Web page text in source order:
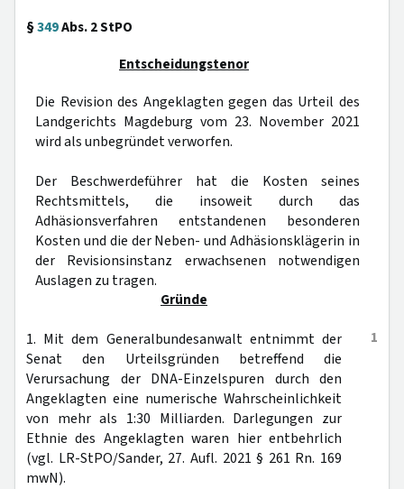
§349Abs. 2 StPO
Entscheidungstenor
Die Revision des Angeklagten gegen das Urteil des
Landgerichts Magdeburg vom 23. November 2021
wird als unbegründet verworfen.
Der Beschwerdeführer hat die Kosten seines
Rechtsmittels, die insoweit durch das
Adhäsionsverfahren entstandenen besonderen
Kosten und die der Neben- und Adhäsionsklägerin in
der Revisionsinstanz erwachsenen notwendigen
Auslagen zu tragen.
Gründe
1
1. Mit dem Generalbundesanwalt entnimmt der
Senat den Urteilsgründen betreffend die
Verursachung der DNA-Einzelspuren durch den
Angeklagten eine numerische Wahrscheinlichkeit
von mehr als 1:30 Milliarden. Darlegungen zur
Ethnie des Angeklagten waren hier entbehrlich
(vgl. LR-StPO/Sander, 27. Aufl. 2021 § 261 Rn. 169
mwN).